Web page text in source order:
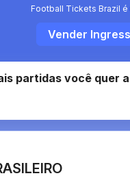
Football Tickets Brazil
Vender
Brazil:
partidas você quer